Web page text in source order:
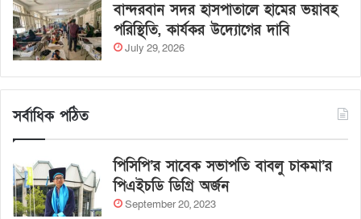
বান্দরবান সদর হাসপাতালে হামের ভয়াবহ
পরিস্থিতি, কার্যকর উদ্যোগের দাবি
July 29, 2026
সর্বাধিক পঠিত
পিসিপি’র সাবেক সভাপতি বাবলু চাকমা’র
পিএইচডি ডিগ্রি অর্জন
September 20, 2023